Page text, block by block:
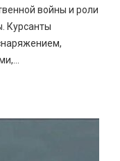
войны и роли
Курсанты